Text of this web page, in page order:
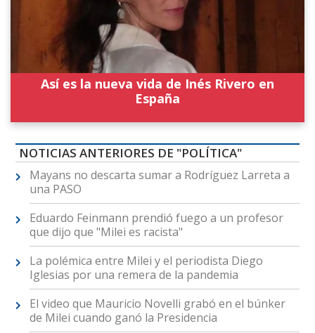
Así es la nueva vida de Inés Rivero en
España
NOTICIAS ANTERIORES DE "POLÍTICA"
Mayans no descarta sumar a Rodríguez Larreta a
una PASO
Eduardo Feinmann prendió fuego a un profesor
que dijo que "Milei es racista"
La polémica entre Milei y el periodista Diego
Iglesias por una remera de la pandemia
El video que Mauricio Novelli grabó en el búnker
de Milei cuando ganó la Presidencia